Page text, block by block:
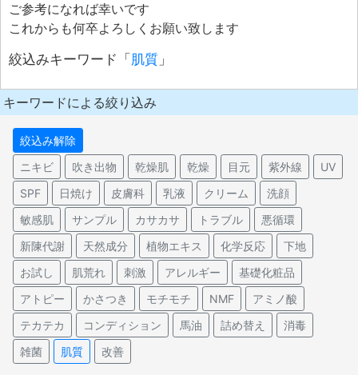
ご参考になれば幸いです
これからも何卒よろしくお願い致します
絞込みキーワード「 肌質 」
キーワードによる絞り込み
絞込み解除
ニキビ
吹き出物 乾燥肌 乾燥 目元 紫外線
UV
SPF
日焼け 皮膚科 乳液 クリーム
洗顔
敏感肌
サンプル カサカサ トラブル
悪循環
新陳代謝
天然成分 植物エキス 化学反応
下地
お試し
肌荒れ 刺激 アレルギー
基礎化粧品
アトピー
かさつき モチモチ NMF
アミノ酸
テカテカ
コンディション 馬油 詰め替え
消毒
雑菌
肌質 改善